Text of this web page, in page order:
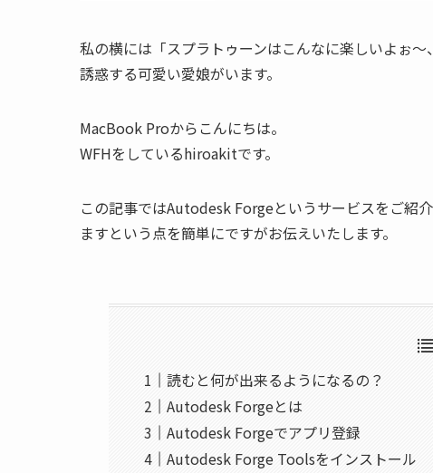
私の横には「スプラトゥーンはこんなに楽しいよぉ
誘惑する可愛い愛娘がいます。
MacBook Proからこんにちは。
WFHをしているhiroakitです。
この記事ではAutodesk Forgeというサービスをご紹
ますという点を簡単にですがお伝えいたします。
読むと何が出来るようになるの？
Autodesk Forgeとは
Autodesk Forgeでアプリ登録
Autodesk Forge Toolsをインストール